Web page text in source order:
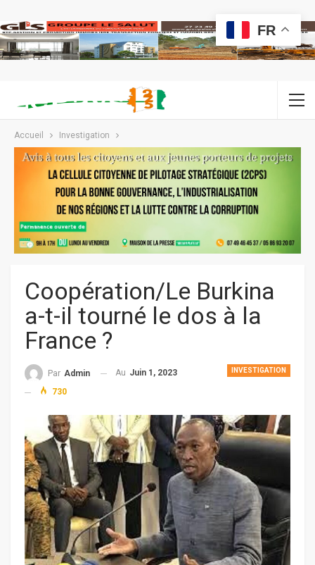
Accueil Investigation
Coopération/Le Burkina
a-t-il tourné le dos à la
France ?
INVESTIGATION
Par Admin Au Juin 1, 2023
730
FR